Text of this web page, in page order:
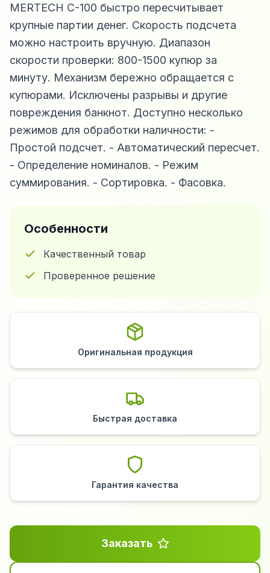
MERTECH C-100 быстро пересчитывает
крупные партии денег. Скорость подсчета
можно настроить вручную. Диапазон
скорости проверки: 800-1500 купюр за
минуту. Механизм бережно обращается с
купюрами. Исключены разрывы и другие
повреждения банкнот. Доступно несколько
режимов для обработки наличности: -
Простой подсчет. - Автоматический пересчет.
- Определение номиналов. - Режим
суммирования. - Сортировка. - Фасовка.
Особенности
Качественный товар
Проверенное решение
Оригинальная продукция
Быстрая доставка
Гарантия качества
Заказать